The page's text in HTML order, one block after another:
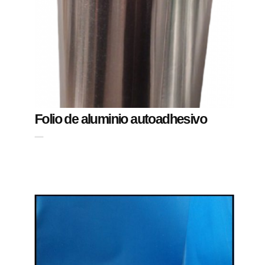
Folio de aluminio autoadhesivo